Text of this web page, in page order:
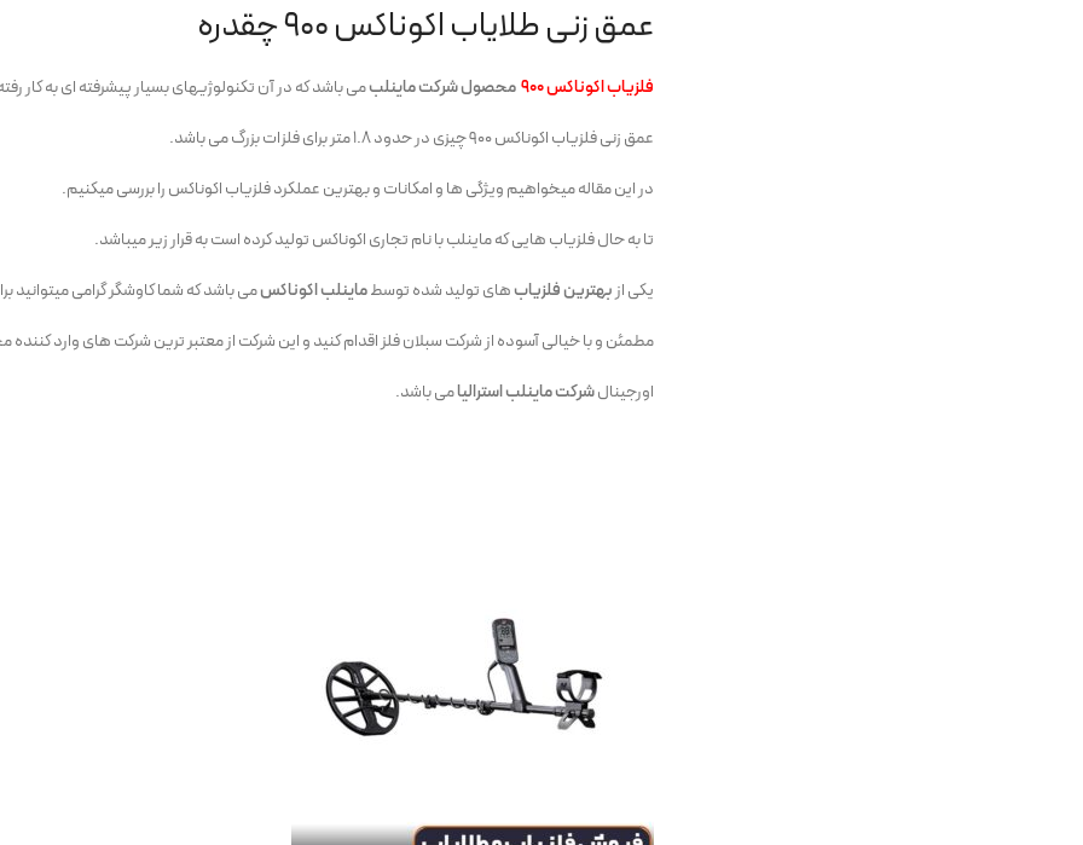
عمق زنی طلایاب اکوناکس 900 چقدره
فلزیاب اکوناکس 900 محصول شرکت ماینلبمی باشد که در آن تکنولوژیهای بسیار پیشرفته ای به کار
عمق زنی فلزیاب اکوناکس 900 چیزی در حدود 1.8 متر برای فلزات بزرگ می باشد.
در این مقاله میخواهیم ویژگی ها و امکانات و بهترین عملکرد فلزیاب اکوناکس را بررسی میکنیم.
تا به حال فلزیاب هایی که ماینلب با نام تجاری اکوناکس تولید کرده است به قرار زیر میباشد.
یکی ازبهترین فلزیابهای تولید شده توسطماینلب اکوناکسمی باشد که شما کاوشگر گرامی میتوانید
مطمئن و با خیالی آسوده از شرکت سبلان فلز اقدام کنید و این شرکت از معتبر ترین شرکت های وارد
اورجینالشرکت ماینلب استرالیامی باشد.